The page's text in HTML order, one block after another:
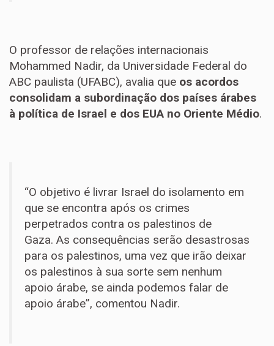
O professor de relações internacionais
Mohammed Nadir, da Universidade Federal do
ABC paulista (UFABC), avalia que os acordos
consolidam a subordinação dos países árabes
à política de Israel e dos EUA no Oriente Médio.
“O objetivo é livrar Israel do isolamento em
que se encontra após os crimes
perpetrados contra os palestinos de
Gaza. As consequências serão desastrosas
para os palestinos, uma vez que irão deixar
os palestinos à sua sorte sem nenhum
apoio árabe, se ainda podemos falar de
apoio árabe”, comentou Nadir.